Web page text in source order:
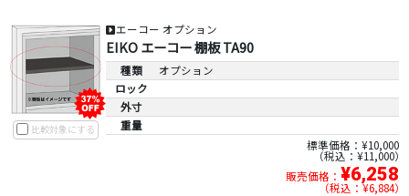
比較対象にする
エーコー オプション
EIKO エーコー 棚板 TA90
種類
オプション
ロック
外寸
重量
標準価格：¥10,000
税込：¥11,000
販売価格： ¥6,258
税込：¥6,884